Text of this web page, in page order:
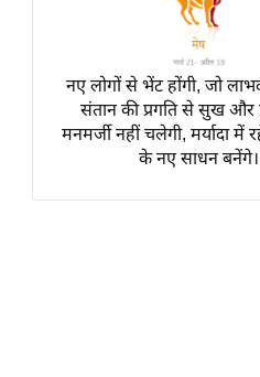
लाइफस्टाइल
टेक्नॉलॉजी
ब्यूटी/फैशन
घरेलू नुस्खे
पर्यटन स्थल
फिटनेस मंत्रा
नए लोगों से भेंट होंगी, जो
संतान की प्रगति से सुख और
मनमर्जी नहीं चलेगी, मर्यादा में
के नए साधन बनेंगे।